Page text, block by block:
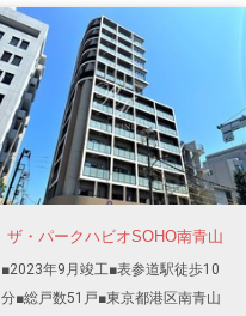
ザ・パークハビオSOHO南青山
■2023年9月竣工■表参道駅徒歩10
分■総戸数51戸■東京都港区南青山